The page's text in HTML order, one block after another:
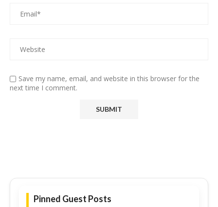
Save my name, email, and website in this browser for the
next time I comment.
Pinned Guest Posts